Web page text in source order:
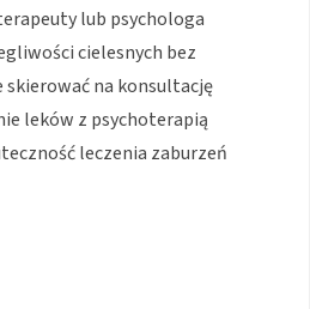
lub psychologa
cielesnych bez
na konsultację
leków z psychoterapią
leczenia zaburzeń